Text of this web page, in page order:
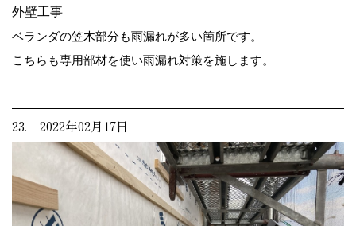
外壁工事
ベランダの笠木部分も雨漏れが多い箇所です。
こちらも専用部材を使い雨漏れ対策を施します。
23. 2022年02月17日